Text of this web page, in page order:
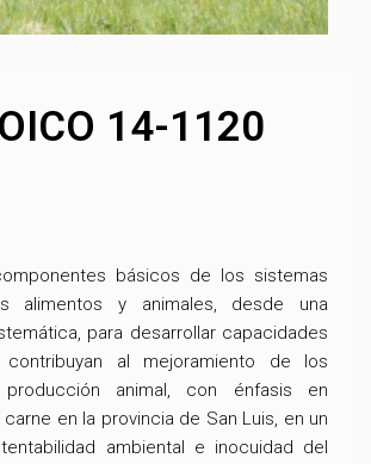
14-1120
básicos de los sistemas
alimentos y animales, desde una
para desarrollar capacidades
al mejoramiento de los
animal, con énfasis en
en la provincia de San Luis, en un
ambiental e inocuidad del